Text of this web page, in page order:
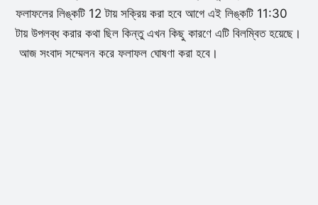
ফলাফলের লিঙ্কটি 12 টায় সক্রিয় করা হবে আগে এই লিঙ্কটি 11:30
টায় উপলব্ধ করার কথা ছিল কিন্তু এখন কিছু কারণে এটি বিলম্বিত হয়েছে।
আজ সংবাদ সম্মেলন করে ফলাফল ঘোষণা করা হবে।